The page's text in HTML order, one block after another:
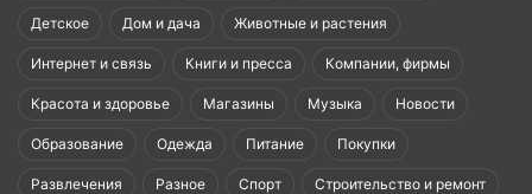
Детское Дом и дача Животные и растения
Интернет и связь Книги и пресса Компании, фирмы
Красота и здоровье Магазины Музыка Новости
Образование Одежда Питание Покупки
Развлечения Разное Спорт Строительство и ремонт